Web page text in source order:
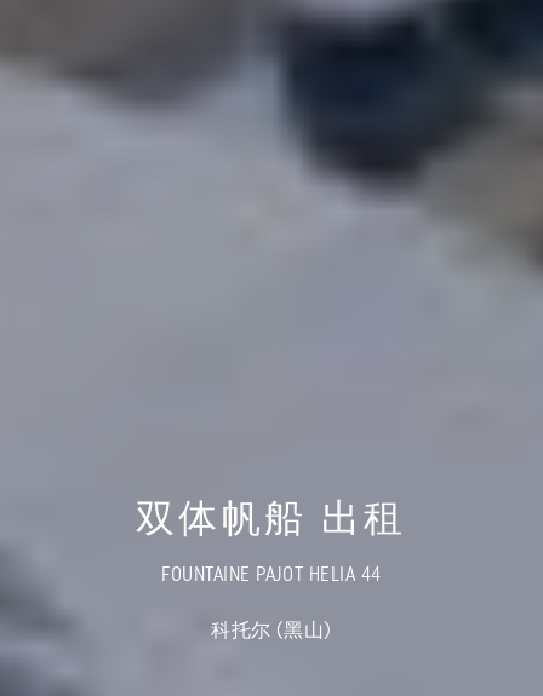
双体帆船 出租
FOUNTAINE PAJOT HELIA 44
科托尔 (黑山)